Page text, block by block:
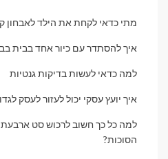
מתי כדאי לקחת את הילד לאבחון
איך להסתדר עם כיור אחד בבית
למה כדאי לעשות בדיקות גנטיות
איך יועץ עסקי יכול לעזור לעסק
למה כל כך חשוב לרכוש סט ארבעת
הסוכות?